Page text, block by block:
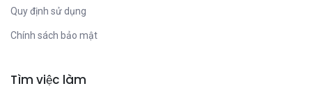
Quy định sử dụng
Chính sách bảo mật
Tìm việc làm